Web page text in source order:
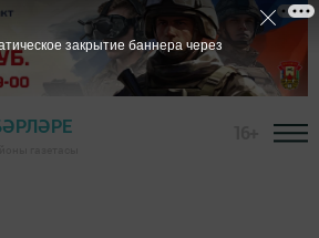
закрытие баннера через